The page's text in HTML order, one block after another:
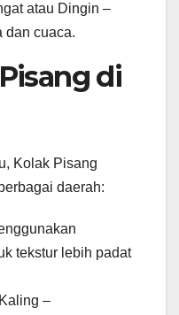
atau Dingin –
dan cuaca.
di
Kolak Pisang
daerah:
tekstur lebih padat
–